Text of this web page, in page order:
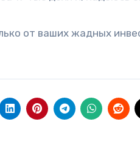
от ваших жадных